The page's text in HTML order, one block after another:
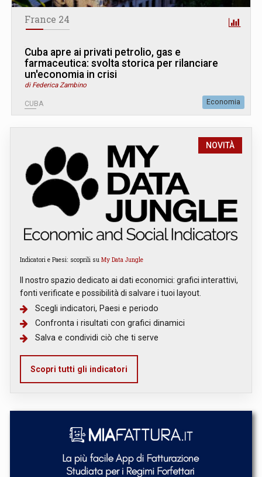
France 24
Cuba apre ai privati petrolio, gas e
farmaceutica: svolta storica per rilanciare
un'economia in crisi
di Federica Zambino
CUBA Economia
NOVITÀ
Indicatori e Paesi: scoprili su My Data Jungle
Il nostro spazio dedicato ai dati economici: grafici interattivi,
fonti verificate e possibilità di salvare i tuoi layout.
Scegli indicatori, Paesi e periodo
Confronta i risultati con grafici dinamici
Salva e condividi ciò che ti serve
Scopri tutti gli indicatori